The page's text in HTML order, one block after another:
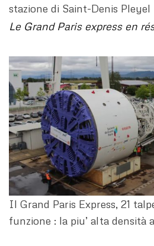
stazione di Saint-Denis Pleyel
Le Grand Paris express en
Il Grand Paris Express, 21
funzione : la piu’ alta densità